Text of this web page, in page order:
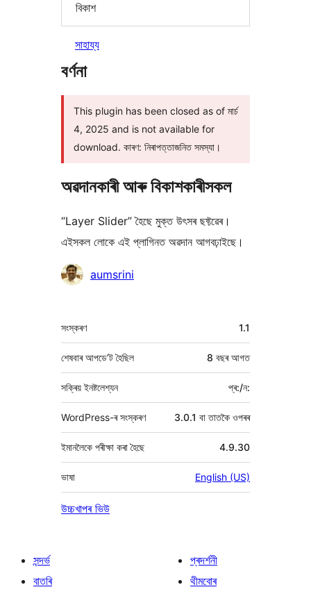
বিকাশ
সাহায্য
বৰ্ণনা
This plugin has been closed as of মাৰ্চ
4, 2025 and is not available for
download. কাৰণ: নিৰাপত্তাজনিত সমস্যা।
অৱদানকাৰী আৰু বিকাশকাৰীসকল
“Layer Slider” হৈছে মুক্ত উৎসৰ ছফ্টৱেৰ।
এইসকল লোকে এই প্লাগিনত অৱদান আগবঢ়াইছে।
অৱদানকাৰীসকল
aumsrini
মেটা 1.1
সংস্কৰণ
8 বছৰআগত
শেষবাৰ আপডে’ট হৈছিল
সক্ৰিয় ইনষ্টলেশ্যন প্ৰ:/ন:
WordPress-ৰ সংস্কৰণ 3.0.1 বা তাতকৈ ওপৰৰ
ইমানলৈকে পৰীক্ষা কৰা হৈছে 4.9.30
ভাষা English (US)
উচ্চখাপৰ ভিউ
সন্দৰ্ভ
বাতৰি
প্ৰদৰ্শনী
থীমবোৰ